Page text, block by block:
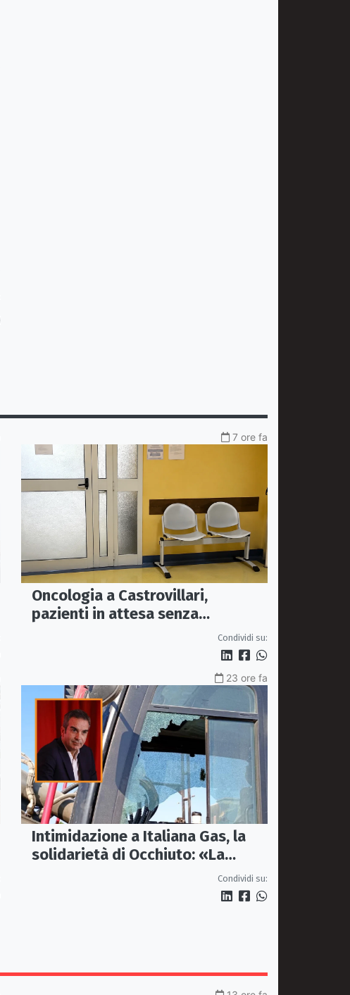
7 ore fa
Oncologia a Castrovillari,
pazienti in attesa senza
climatizzazione: Rosa chiede una
stanza interna e un intervento
Condividi su:
23 ore fa
Intimidazione a Italiana Gas, la
solidarietà di Occhiuto: «La
Calabria onesta non arretra»Condividi su: